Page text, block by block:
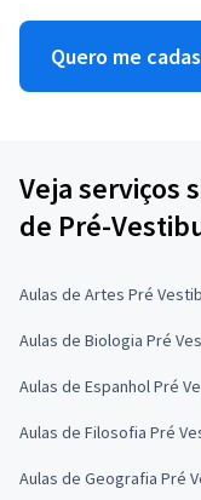
Quero me
Veja serviços
de Pré-
Aulas de Artes Pré
Aulas de Biologia Pré
Aulas de Espanhol Pré
Aulas de Filosofia Pré
Aulas de Geografia Pré